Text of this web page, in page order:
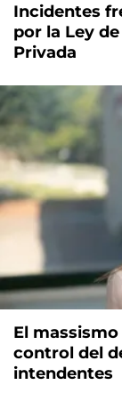
Incidentes
por la Ley
Privada
El
control del
intendentes